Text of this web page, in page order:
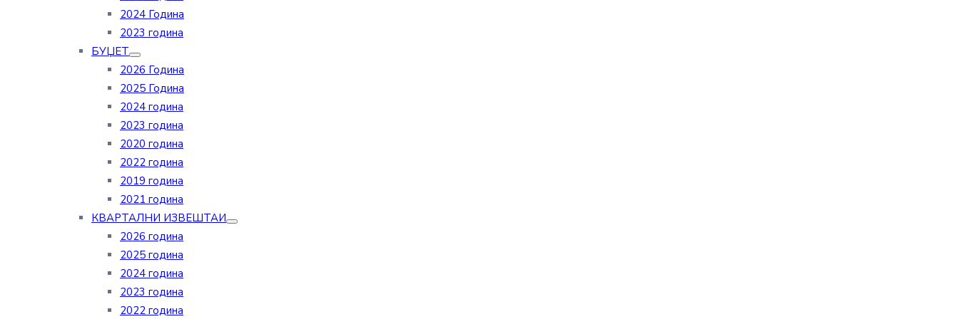
2024 Година
2023 година
БУЏЕТ
2026 Година
2025 Година
2024 година
2023 година
2020 година
2022 година
2019 година
2021 година
КВАРТАЛНИ ИЗВЕШТАИ
2026 година
2025 година
2024 година
2023 година
2022 година